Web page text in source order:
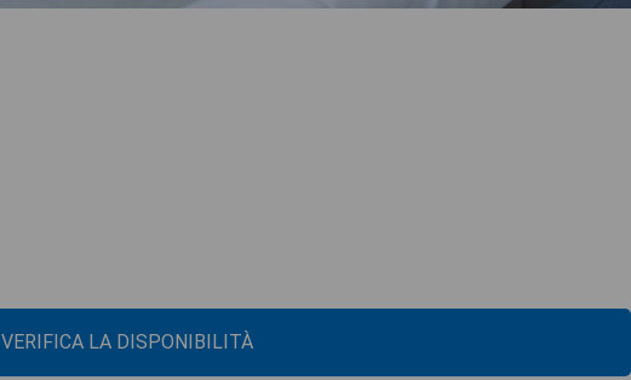
VERIFICA LA DISPONIBILITÀ